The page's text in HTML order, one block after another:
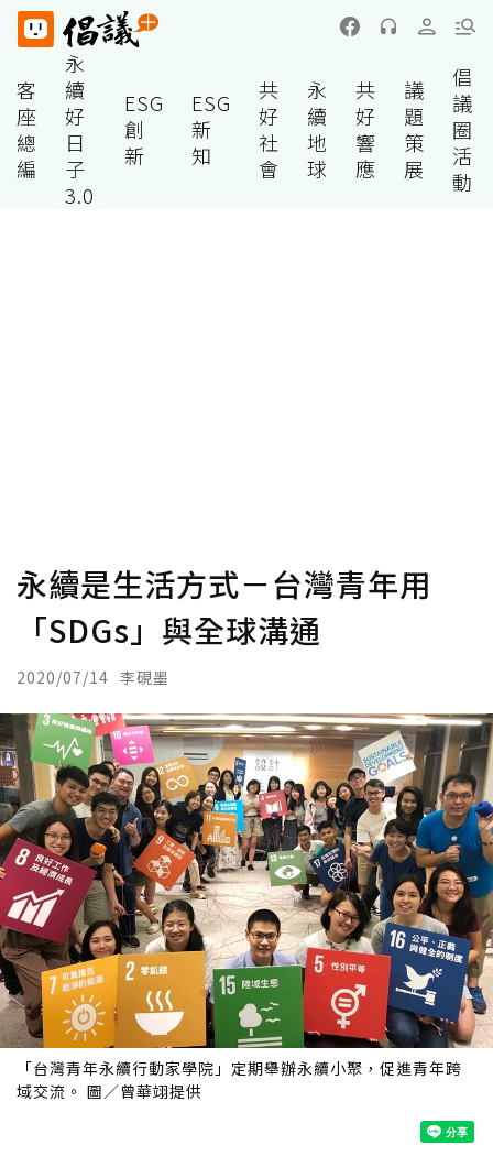
客
座
總
編
永
續
好
日
子
3.0
ESG
創
新
ESG
新
知
共
好
社
會
永
續
地
球
共
好
響
應
議
題
策
展
倡
議
圈
活
動
永續是生活方式－台灣青年用
「SDGs」與全球溝通
2020/07/14 李硯墨
「台灣青年永續行動家學院」定期舉辦永續小聚，促進青年跨
域交流。 圖／曾華翊提供